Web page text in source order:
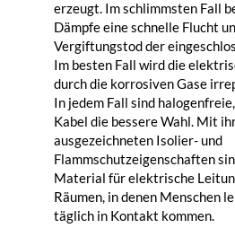
erzeugt. Im schlimmsten Fall
Dämpfe eine schnelle Flucht
Vergiftungstod der
Im besten Fall wird die
durch die korrosiven Gase
In jedem Fall sind
Kabel die bessere Wahl. Mit
ausgezeichneten Isolier- und
Flammschutzeigenschaften
Material für elektrische
Räumen, in denen Menschen
täglich in Kontakt kommen.